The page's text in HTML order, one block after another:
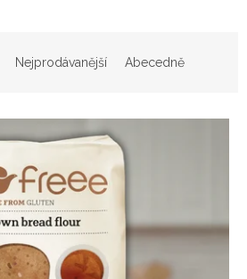
Nejprodávanější Abecedně